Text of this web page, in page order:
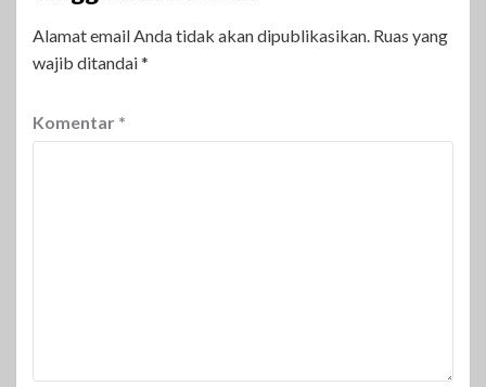
Alamat email Anda tidak akan dipublikasikan. Ruas yang
wajib ditandai*
Komentar *